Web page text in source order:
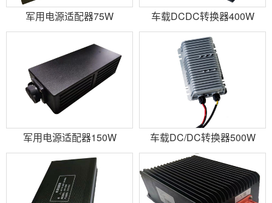
军用电源适配器75W 车载DCDC转换器400W
军用电源适配器150W 车载DC/DC转换器500W